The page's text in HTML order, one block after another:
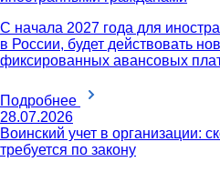
С начала 2027 года для
в России, будет действовать
фиксированных авансовых
Подробнее
28.07.2026
Воинский учет в организации:
требуется по закону